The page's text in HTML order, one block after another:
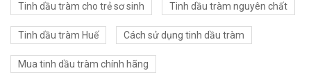
Tinh dầu tràm cho trẻ sơ sinh Tinh dầu tràm nguyên chất
Tinh dầu tràm Huế Cách sử dụng tinh dầu tràm
Mua tinh dầu tràm chính hãng